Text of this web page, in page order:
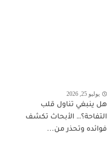
يوليو 25, 2026
هل ينبغي تناول قلب
التفاحة؟… الأبحاث تكشف
فوائده وتحذر من...